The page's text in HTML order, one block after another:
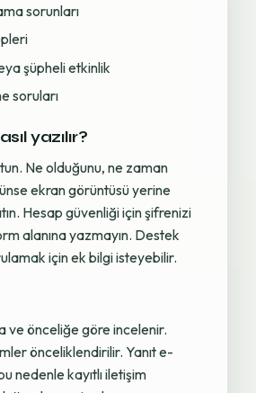
sorunları
şüpheli etkinlik
soruları
yazılır?
Ne olduğunu, ne zaman
ekran görüntüsü yerine
Hesap güvenliği için şifrenizi
alanına yazmayın. Destek
için ek bilgi isteyebilir.
ve önceliğe göre incelenir.
önceliklendirilir. Yanıt e-
nedenle kayıtlı iletişim